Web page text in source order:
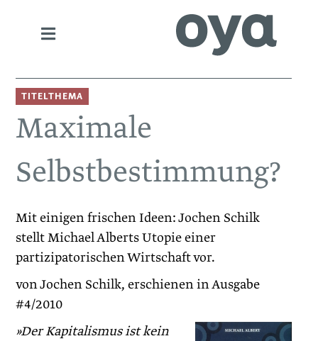
TITELTHEMA
Maximale
Selbstbestimmung?
Mit einigen frischen Ideen: Jochen Schilk
stellt Michael Alberts Utopie einer
partizipatorischen Wirtschaft vor.
von Jochen Schilk, erschienen in Ausgabe
#4/2010
»Der Kapitalismus ist kein